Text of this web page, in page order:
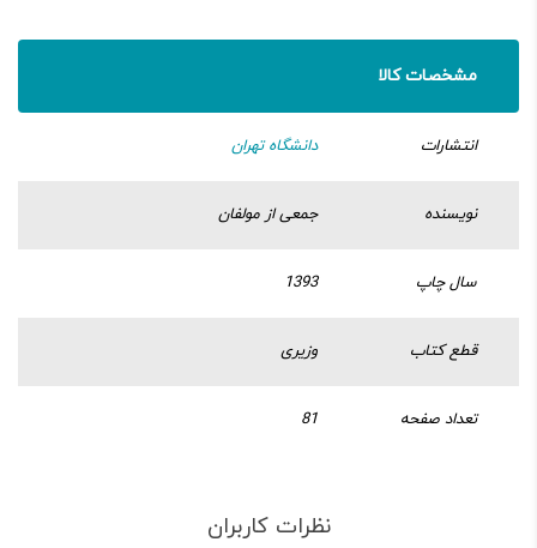
مشخصات کالا
انتشارات دانشگاه تهران
نویسنده جمعی از مولفان
سال چاپ 1393
قطع کتاب وزیری
تعداد صفحه 81
نظرات کاربران